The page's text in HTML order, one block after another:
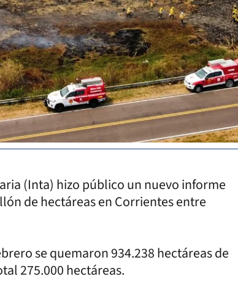
(Inta) hizo público un nuevo informe
de hectáreas en Corrientes entre
se quemaron 934.238 hectáreas de
275.000 hectáreas.